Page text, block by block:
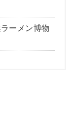
ーメン博物